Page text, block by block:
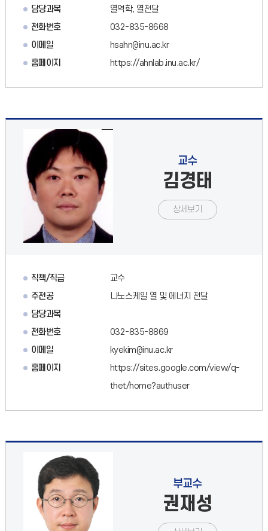
담당과목
열역학, 열전달
전화번호
032-835-8668
이메일
hsahn@inu.ac.kr
홈페이지
https://ahnlab.inu.ac.kr/
교수
김경태
상세보기
직책/직급
교수
주전공
나노스케일 열 및 에너지 전달
담당과목
전화번호
032-835-8869
이메일
kyekim@inu.ac.kr
홈페이지
https://sites.google.com/view/q-
thet/home?authuser
부교수
권재성